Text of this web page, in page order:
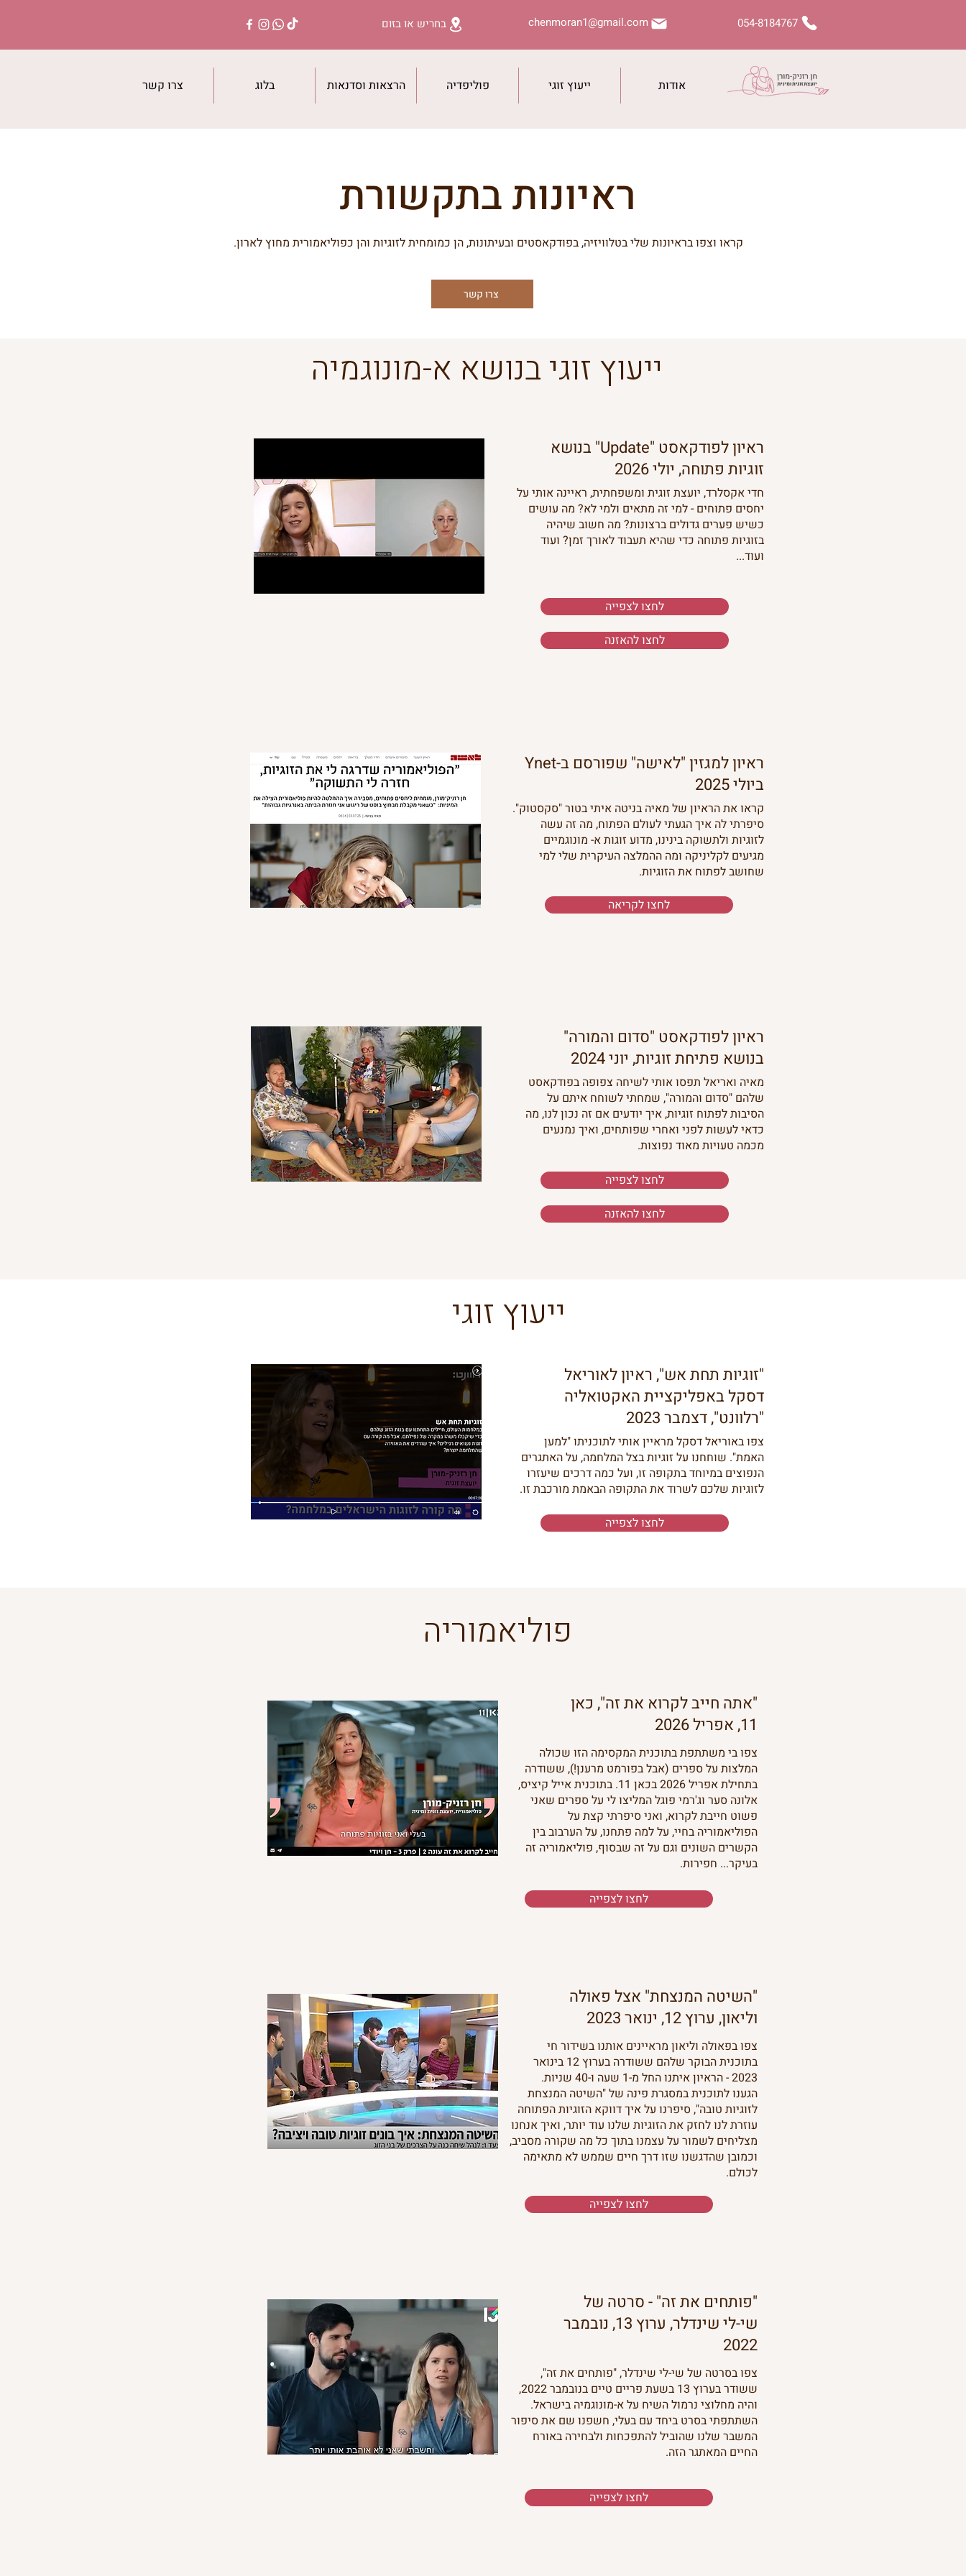
בחריש או בזום chenmoran1@gmail.com 054-8184767
אודות ייעוץ זוגי פוליפדיה הרצאות וסדנאות בלוג צרו קשר
ראיונות בתקשורת
קראו וצפו בראיונות שלי בטלוויזיה, בפודקאסטים ובעיתונות, הן כמומחית לזוגיות והן כפוליאמורית מחוץ לארון.
צרו קשר
ייעוץ זוגי בנושא א-מונוגמיה
ראיון לפודקאסט "Update" בנושא
זוגיות פתוחה, יולי 2026
חדי אקסלרד, יועצת זוגית ומשפחתית, ראיינה אותי על
יחסים פתוחים - למי זה מתאים ולמי לא? מה עושים
כשיש פערים גדולים ברצונות? מה חשוב שיהיה
בזוגיות פתוחה כדי שהיא תעבוד לאורך זמן? ועוד
ועוד...
לחצו לצפייה
לחצו להאזנה
ראיון למגזין "לאישה" שפורסם ב-Ynet
ביולי 2025
קראו את הראיון של מאיה בניטה איתי בטור "סקסטוק".
סיפרתי לה איך הגעתי לעולם הפתוח, מה זה עשה
לזוגיות ולתשוקה בינינו, מדוע זוגות א- מונוגמיים
מגיעים לקליניקה ומה ההמלצה העיקרית שלי למי
שחושב לפתוח את הזוגיות.
לחצו לקריאה
ראיון לפודקאסט "סדום והמורה"
בנושא פתיחת זוגיות, יוני 2024
מאיה ואריאל תפסו אותי לשיחה צפופה בפודקאסט
שלהם "סדום והמורה", שמחתי לשוחח איתם על
הסיבות לפתוח זוגיות, איך יודעים אם זה נכון לנו, מה
כדאי לעשות לפני ואחרי שפותחים, ואיך נמנעים
מכמה טעויות מאוד נפוצות.
לחצו לצפייה
לחצו להאזנה
ייעוץ זוגי
"זוגיות תחת אש", ראיון לאוריאל
דסקל באפליקציית האקטואליה
"רלוונט", דצמבר 2023
צפו באוריאל דסקל מראיין אותי לתוכניתו "למען
האמת". שוחחנו על זוגיות בצל המלחמה, על האתגרים
הנפוצים במיוחד בתקופה זו, ועל כמה דרכים שיעזרו
לזוגיות שלכם לשרוד את התקופה הבאמת מורכבת זו.
לחצו לצפייה
פוליאמוריה
"אתה חייב לקרוא את זה", כאן
11, אפריל 2026
צפו בי משתתפת בתוכנית המקסימה הזו שכולה
המלצות על ספרים (אבל בפורמט מרענן!), ששודרה
בתחילת אפריל 2026 בכאן 11. בתוכנית אייל קיציס,
אלונה סער וג'רמי פוגל המליצו לי על ספרים שאני
פשוט חייבת לקרוא, ואני סיפרתי קצת על
הפוליאמוריה בחיי, על למה פתחנו, על הערבוב בין
הקשרים השונים וגם על זה שבסוף, פוליאמוריה זה
בעיקר... חפירות.
לחצו לצפייה
"השיטה המנצחת" אצל פאולה
וליאון, ערוץ 12, ינואר 2023
צפו בפאולה וליאון מראיינים אותנו בשידור חי
בתוכנית הבוקר שלהם ששודרה בערוץ 12 בינואר
2023 - הראיון איתנו החל מ-1 שעה ו-40 שניות.
הגענו לתוכנית במסגרת פינה של "השיטה המנצחת
לזוגיות טובה", סיפרנו על איך דווקא הזוגיות הפתוחה
עוזרת לנו לחזק את הזוגיות שלנו עוד יותר, ואיך אנחנו
מצליחים לשמור על עצמנו בתוך כל מה שקורה מסביב,
וכמובן שהדגשנו שזו דרך חיים שממש לא מתאימה
לכולם.
לחצו לצפייה
"פותחים את זה" - סרטה של
שי-לי שינדלר, ערוץ 13, נובמבר
2022
צפו בסרטה של שי-לי שינדלר, "פותחים את זה",
ששודר בערוץ 13 בשעת פריים טיים בנובמבר 2022,
והיה מחלוצי נרמול השיח על א-מונוגמיה בישראל.
השתתפתי בסרט ביחד עם בעלי, חשפנו שם את סיפור
המשבר שלנו שהוביל להתפכחות ולבחירה באורח
החיים המאתגר הזה.
לחצו לצפייה